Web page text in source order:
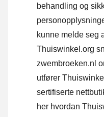
behandling og
kunne melde seg
Thuiswinkel.org
zwembroeken.nl
utfører
sertifiserte
her hvordan